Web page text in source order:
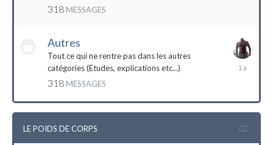
318 MESSAGES
Autres
Tout ce qui ne rentre pas dans les autres
catégories (Etudes, explications etc...)
318 MESSAGES
10
LE POIDS DE CORPS